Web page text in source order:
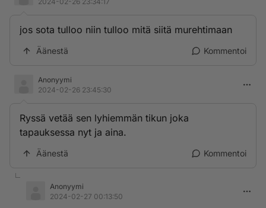
jos sota tulloo niin tulloo mitä siitä murehtimaan
Äänestä Kommentoi
Anonyymi
2024-02-26 23:45:30
Ryssä vetää sen lyhiemmän tikun joka
tapauksessa nyt ja aina.
Äänestä Kommentoi
Anonyymi
2024-02-27 00:13:50